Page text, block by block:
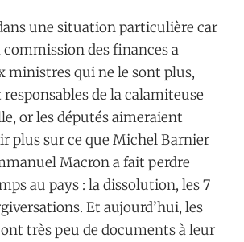
une situation particulière car
commission des finances a
ministres qui ne le sont plus,
de la calamiteuse
or les députés aimeraient
plus sur ce que Michel Barnier
Macron a fait perdre
au pays : la dissolution, les 7
Et aujourd’hui, les
très peu de documents à leur